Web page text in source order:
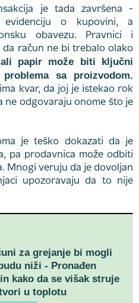
je tada završena -
evidenciju o kupovini, a
obavezu. Pravnici i
račun ne bi trebalo olako
papir može biti ključni
sa proizvodom.
kvar, da joj je istekao rok
ne odgovaraju onome što je
je teško dokazati da je
pa prodavnica može odbiti
Mnogi veruju da je dovoljan
upozoravaju da to nije
za grejanje bi mogli
niži - Pronađen
kako da se višak struje
u toplotu